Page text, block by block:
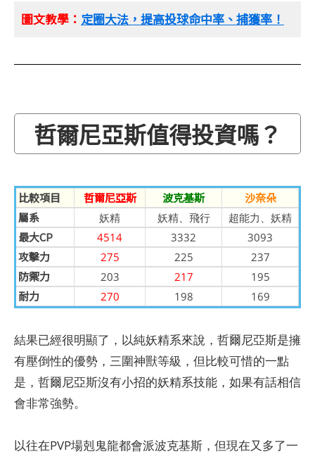
圖文教學： 定圈大法，提高投球命中率、捕獲率！
哲爾尼亞斯值得投資嗎？
比較項目 哲爾尼亞斯 波克基斯
沙奈朵
屬系
妖精 妖精、飛行 超能力、妖精
最大CP 4514 3332 3093
攻擊力 275 225 237
防禦力 203 217 195
耐力 270 198 169
結果已經很明顯了，以純妖精系來說，哲爾尼亞斯是擁
有壓倒性的優勢，三圍神獸等級，但比較可惜的一點
是，哲爾尼亞斯沒有小招的妖精系技能，如果有話相信
會非常強勢。
以往在PVP場剋鬼龍都會派波克基斯，但現在又多了一